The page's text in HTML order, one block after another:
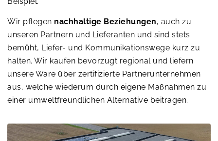
Wir pflegen nachhaltige Beziehungen, auch zu
unseren Partnern und Lieferanten und sind stets
bemüht, Liefer- und Kommunikationswege kurz zu
halten. Wir kaufen bevorzugt regional und liefern
unsere Ware über zertifizierte Partnerunternehmen
aus, welche wiederum durch eigene Maßnahmen zu
einer umweltfreundlichen Alternative beitragen.